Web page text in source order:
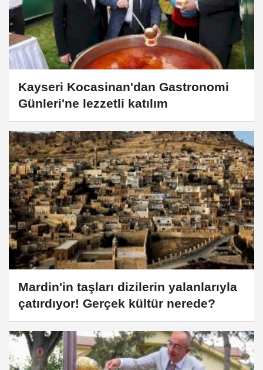
Kayseri Kocasinan'dan Gastronomi
Günleri'ne lezzetli katılım
Mardin'in taşları dizilerin yalanlarıyla
çatırdıyor! Gerçek kültür nerede?